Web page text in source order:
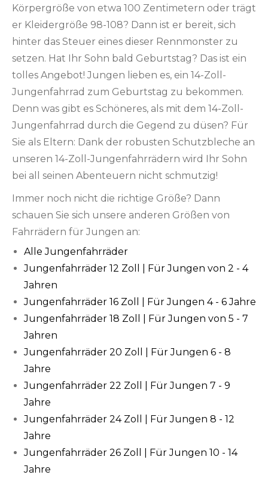
Körpergröße von etwa 100 Zentimetern oder trägt
er Kleidergröße 98-108? Dann ist er bereit, sich
hinter das Steuer eines dieser Rennmonster zu
setzen. Hat Ihr Sohn bald Geburtstag? Das ist ein
tolles Angebot! Jungen lieben es, ein 14-Zoll-
Jungenfahrrad zum Geburtstag zu bekommen.
Denn was gibt es Schöneres, als mit dem 14-Zoll-
Jungenfahrrad durch die Gegend zu düsen? Für
Sie als Eltern: Dank der robusten Schutzbleche an
unseren 14-Zoll-Jungenfahrrädern wird Ihr Sohn
bei all seinen Abenteuern nicht schmutzig!
Immer noch nicht die richtige Größe? Dann
schauen Sie sich unsere anderen Größen von
Fahrrädern für Jungen an:
Alle Jungenfahrräder
Jungenfahrräder 12 Zoll | Für Jungen von 2 - 4
Jahren
Jungenfahrräder 16 Zoll | Für Jungen 4 - 6 Jahre
Jungenfahrräder 18 Zoll | Für Jungen von 5 - 7
Jahren
Jungenfahrräder 20 Zoll | Für Jungen 6 - 8
Jahre
Jungenfahrräder 22 Zoll | Für Jungen 7 - 9
Jahre
Jungenfahrräder 24 Zoll | Für Jungen 8 - 12
Jahre
Jungenfahrräder 26 Zoll | Für Jungen 10 - 14
Jahre